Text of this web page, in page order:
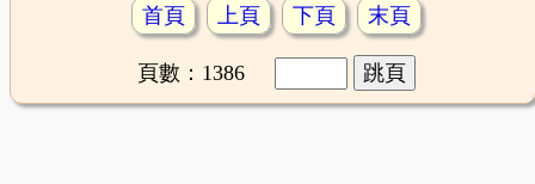
首頁 上頁 下頁 末頁
頁數：1386